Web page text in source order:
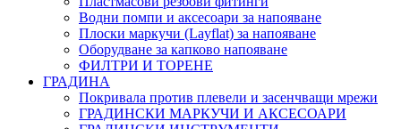
Водни помпи и аксесоари за напояване
Плоски маркучи (Layflat) за напояване
Оборудване за капково напояване
ФИЛТРИ И ТОРЕНЕ
ГРАДИНА
Покривала против плевели и засенчващи мрежи
ГРАДИНСКИ МАРКУЧИ И АКСЕСОАРИ